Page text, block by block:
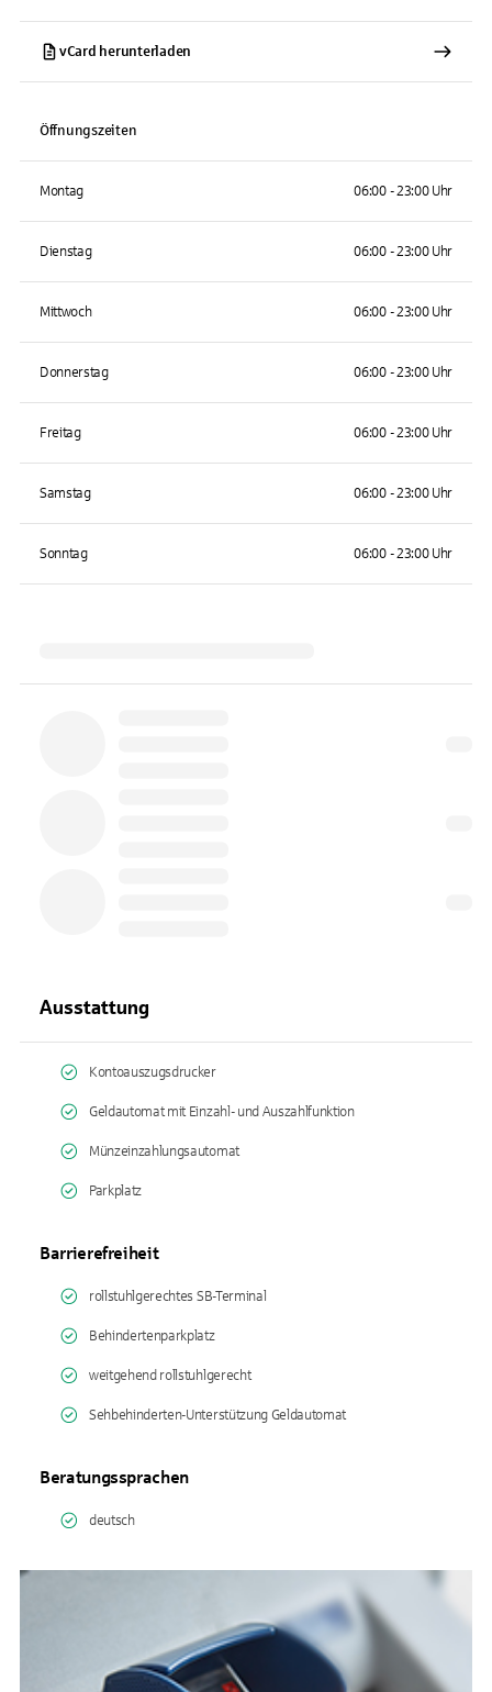
vCard herunterladen
Öffnungszeiten
Montag 06:00 - 23:00 Uhr
Dienstag 06:00 - 23:00 Uhr
Mittwoch 06:00 - 23:00 Uhr
Donnerstag 06:00 - 23:00 Uhr
Freitag 06:00 - 23:00 Uhr
Samstag 06:00 - 23:00 Uhr
Sonntag 06:00 - 23:00 Uhr
Ausstattung
Kontoauszugsdrucker
Geldautomat mit Einzahl- und Auszahlfunktion
Münzeinzahlungsautomat
Parkplatz
Barrierefreiheit
rollstuhlgerechtes SB-Terminal
Behindertenparkplatz
weitgehend rollstuhlgerecht
Sehbehinderten-Unterstützung Geldautomat
Beratungssprachen
deutsch